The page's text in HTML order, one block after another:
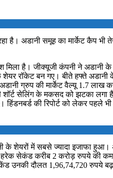
है। अडानी समूह का मार्केट कैप
मिला है। जीक्यूजी कंपनी ने
रॉकेट बन गए। बीते हफ्ते अडानी
ग्रुप की मार्केट वैल्यू 1.7
शॉर्ट सेलिंग के मकसद को झटका
हिंडनबर्ड की रिपोर्ट को लेकर
के शेयरों में सबसे ज्यादा इजाफा
सेकंड करीब 2 करोड़ रुपये की
उनकी दौलत 1,96,74,720 रुपये